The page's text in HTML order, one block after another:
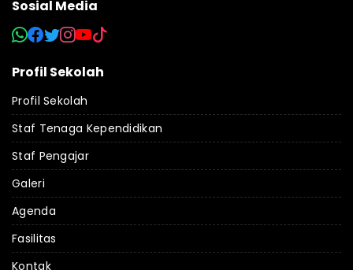
Sosial Media
Profil Sekolah
Profil Sekolah
Staf Tenaga Kependidikan
Staf Pengajar
Galeri
Agenda
Fasilitas
Kontak